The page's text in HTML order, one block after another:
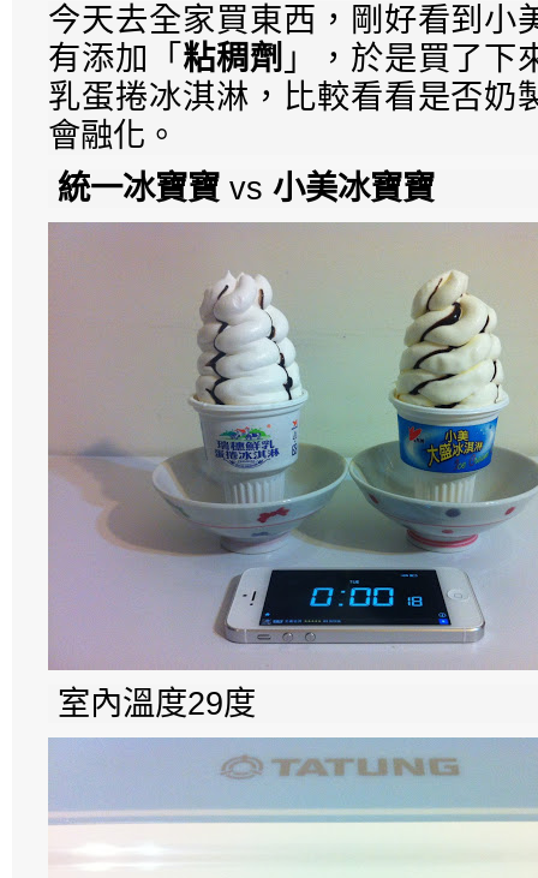
今天去全家買東西，剛好看到小
有添加「 粘稠劑 」，於是買了下
乳蛋捲冰淇淋，比較看看是否奶
會融化。
統一冰寶寶 vs 小美冰寶寶
室內溫度29度